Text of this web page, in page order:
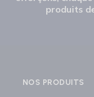
produits
NOS PRODUITS